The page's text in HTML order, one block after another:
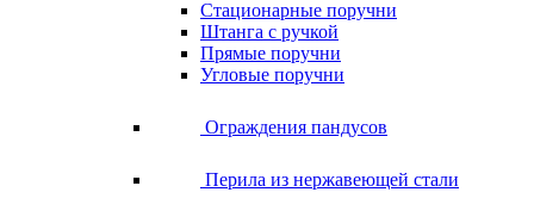
Стационарные поручни
Штанга с ручкой
Прямые поручни
Угловые поручни
Ограждения пандусов
Перила из нержавеющей стали